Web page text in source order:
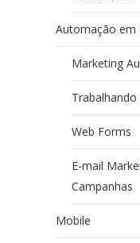
Automação em
Marketing
Web Forms
E-mail
Campanhas
Mobile